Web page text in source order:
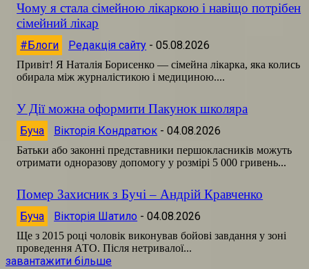
Чому я стала сімейною лікаркою і навіщо потрібен
сімейний лікар
#Блоги Редакція сайту - 05.08.2026
Привіт! Я Наталія Борисенко — сімейна лікарка, яка колись
обирала між журналістикою і медициною....
У Дії можна оформити Пакунок школяра
Буча Вікторія Кондратюк - 04.08.2026
Батьки або законні представники першокласників можуть
отримати одноразову допомогу у розмірі 5 000 гривень...
Помер Захисник з Бучі – Андрій Кравченко
Буча Вікторія Шатило - 04.08.2026
Ще з 2015 році чоловік виконував бойові завдання у зоні
проведення АТО. Після нетривалої...
завантажити більше